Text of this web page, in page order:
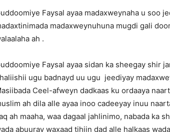
Faysal ayaa madaxweynaha u soo
madaxweynuhuna mugdi gali
ah .
Faysal ayaa sidan ka sheegay shir
ugu badnayd uu ugu jeediyay
Ceel-afweyn dadkaas ku ordaaya
ah dila alle ayaa inoo cadeeyay inuu
ah maaha, waa dagaal jahlinimo, nabada ka
abuuray waxaad tihiin dad alle halkaas